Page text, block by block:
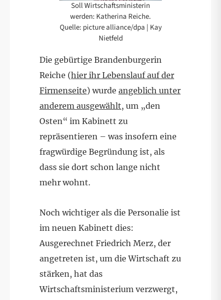
Soll Wirtschaftsministerin
werden: Katherina Reiche.
Quelle: picture alliance/dpa | Kay
Nietfeld
Die gebürtige Brandenburgerin
Reiche (hier ihr Lebenslauf auf der
Firmenseite) wurde angeblich unter
anderem ausgewählt, um „den
Osten“ im Kabinett zu
repräsentieren – was insofern eine
fragwürdige Begründung ist, als
dass sie dort schon lange nicht
mehr wohnt.
Noch wichtiger als die Personalie ist
im neuen Kabinett dies:
Ausgerechnet Friedrich Merz, der
angetreten ist, um die Wirtschaft zu
stärken, hat das
Wirtschaftsministerium verzwergt,